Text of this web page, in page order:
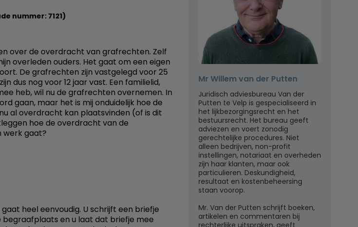
nummer: 7121)
over de overdracht van grafrechten. Zelf
overleden ouders. Het gaat om een eigen
De grafrechten zijn vastgelegd voor 25
dus nog voor 12 jaar vast. Een familielid,
heb, wil nu de grafrechten overnemen. In
gaan, maar het is mij onduidelijk hoe de
al overdracht kan plaatsvinden (of is dit
hoe de overdracht van de
werk gaat?
heel eenvoudig. U schrijft een briefje
en u laat dat briefje mee
Mr Willem van der Putten
Juridisch adviesbureau Van der
Putten te Velp is gespecialiseerd in
het lijkbezorgingsrecht en het
bestuursrecht. Het bureau geeft
adviezen en voert zonodig
gerechtelijke procedures. Niet
alleen bedrijven, non-profit
instellingen, notariaat en overheden
zijn haar klanten, maar ook
particulieren. Deskundigheid,
resultaat en kostenbeheersing
staan voorop.
Mr. Van der Putten schrijft boeken,
artikelen en commentaren bij